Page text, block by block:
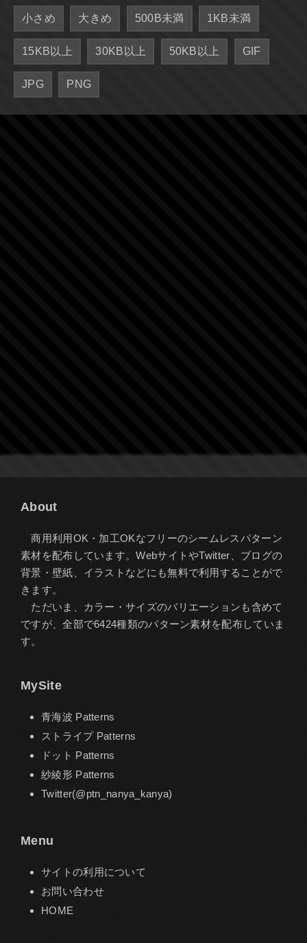
小さめ 大きめ 500B未満 1KB未満
15KB以上 30KB以上 50KB以上 GIF
JPG PNG
About
商用利用OK・加工OKなフリーのシームレスパターン
素材を配布しています。WebサイトやTwitter、ブログの
背景・壁紙、イラストなどにも無料で利用することがで
きます。
ただいま、カラー・サイズのバリエーションも含めて
ですが、全部で6424種類のパターン素材を配布していま
す。
MySite
青海波 Patterns
ストライプ Patterns
ドット Patterns
紗綾形 Patterns
Twitter(@ptn_nanya_kanya)
Menu
サイトの利用について
お問い合わせ
HOME